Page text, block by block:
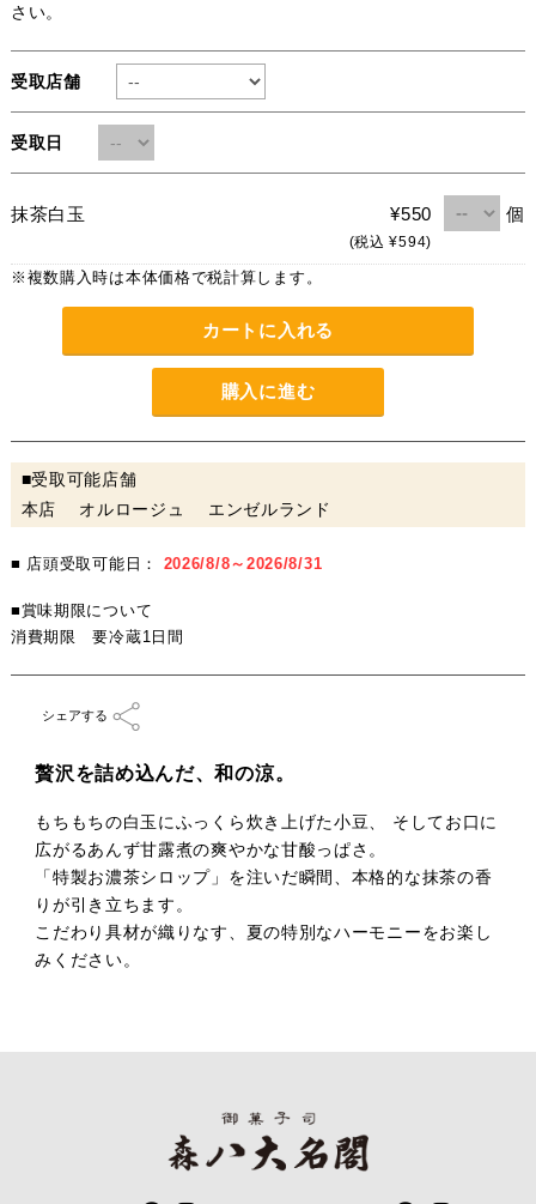
さい。
受取店舗
受取日
抹茶白玉 ¥550
(税込 ¥594)
個
※複数購入時は本体価格で税計算します。
カートに入れる
購入に進む
■受取可能店舗
本店 オルロージュ エンゼルランド
■ 店頭受取可能日： 2026/8/8～2026/8/31
■賞味期限について
消費期限 要冷蔵1日間
シェアする
贅沢を詰め込んだ、和の涼。
もちもちの白玉にふっくら炊き上げた小豆、 そしてお口に
広がるあんず甘露煮の爽やかな甘酸っぱさ。
「特製お濃茶シロップ」を注いだ瞬間、本格的な抹茶の香
りが引き立ちます。
こだわり具材が織りなす、夏の特別なハーモニーをお楽し
みください。